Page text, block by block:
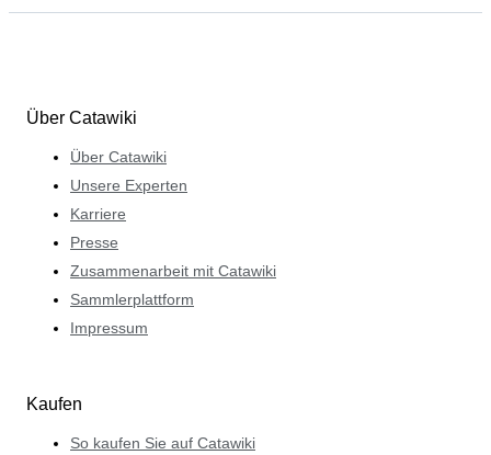
Über Catawiki
Über Catawiki
Unsere Experten
Karriere
Presse
Zusammenarbeit mit Catawiki
Sammlerplattform
Impressum
Kaufen
So kaufen Sie auf Catawiki